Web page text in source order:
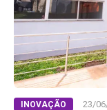
INOVAÇÃO 23/